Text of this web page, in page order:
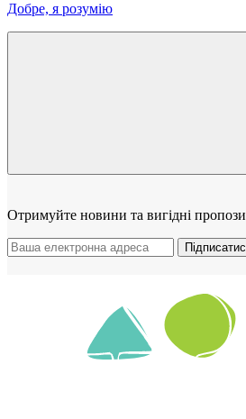
Добре, я розумію
Отримуйте новини та вигідні